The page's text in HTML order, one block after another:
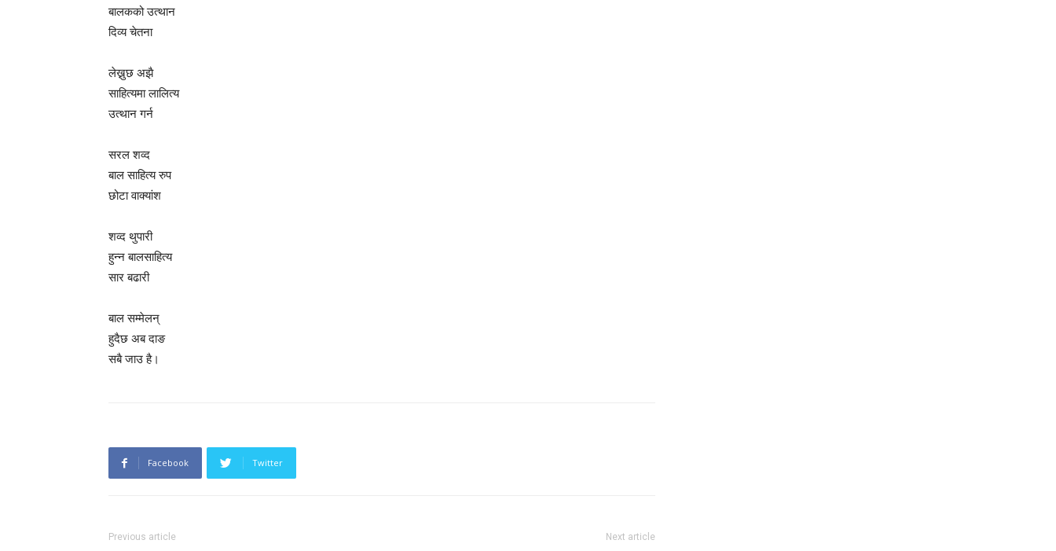
बालकको उत्थान
दिव्य चेतना
लेख्नुछ अझै
साहित्यमा लालित्य
उत्थान गर्न
सरल शव्द
बाल साहित्य रुप
छोटा वाक्यांश
शव्द थुपारी
हुन्न बालसाहित्य
सार बढारी
बाल सम्मेलन्
हुदैछ अब दाङ
सबै जाउ है।
Facebook Twitter
Previous article Next article